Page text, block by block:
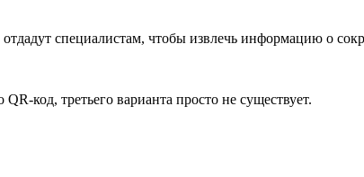
специалистам, чтобы извлечь информацию о
код, третьего варианта просто не существует.